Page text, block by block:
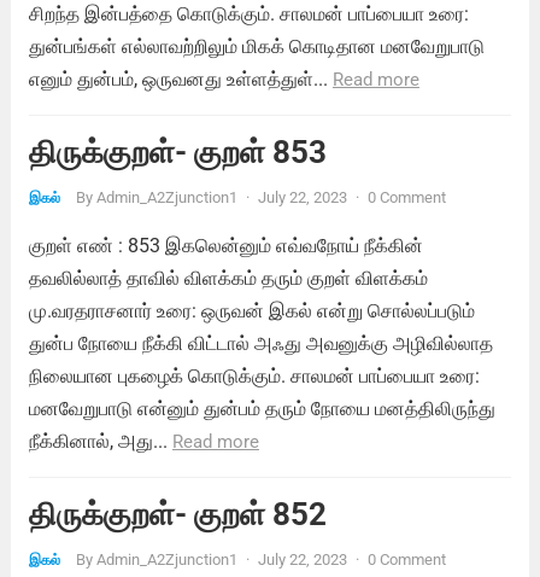
சிறந்த இன்பத்தை கொடுக்கும். சாலமன் பாப்பையா உரை:
துன்பங்கள் எல்லாவற்றிலும் மிகக் கொடிதான மனவேறுபாடு
எனும் துன்பம், ஒருவனது உள்ளத்துள்... Read more
திருக்குறள்- குறள் 853
இகல் By Admin_A2Zjunction1 · July 22, 2023 · 0 Comment
குறள் எண் : 853 இகலென்னும் எவ்வநோய் நீக்கின்
தவலில்லாத் தாவில் விளக்கம் தரும் குறள் விளக்கம்
மு.வரதராசனார் உரை: ஒருவன் இகல் என்று சொல்லப்படும்
துன்ப நோயை நீக்கி விட்டால் அஃது அவனுக்கு அழிவில்லாத
நிலையான புகழைக் கொடுக்கும். சாலமன் பாப்பையா உரை:
மனவேறுபாடு என்னும் துன்பம் தரும் நோயை மனத்திலிருந்து
நீக்கினால், அது... Read more
திருக்குறள்- குறள் 852
இகல் By Admin_A2Zjunction1 · July 22, 2023 · 0 Comment